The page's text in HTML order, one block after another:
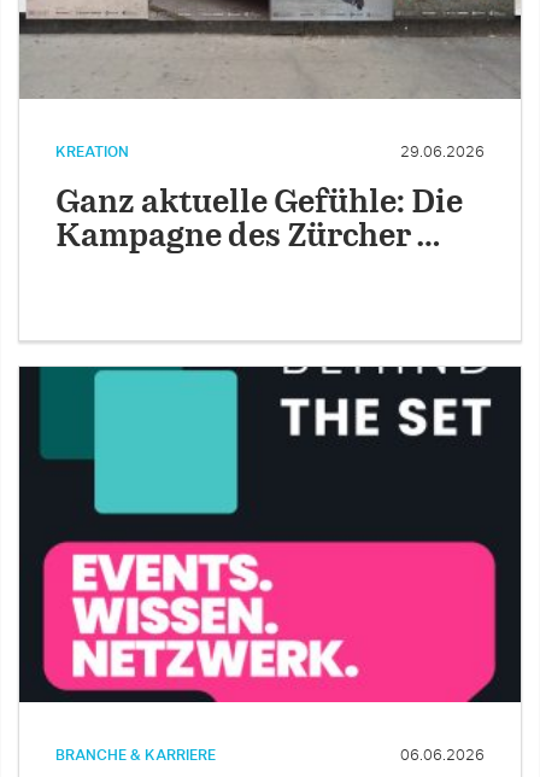
KREATION 29.06.2026
Ganz aktuelle Gefühle: Die
Kampagne des Zürcher …
BRANCHE & KARRIERE 06.06.2026